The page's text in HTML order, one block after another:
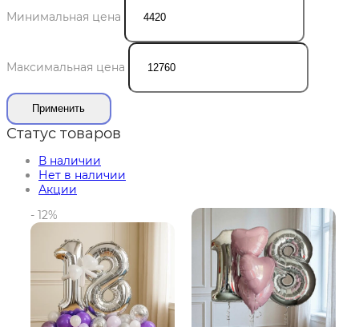
Минимальная цена
Максимальная цена
Применить
Статус товаров
В наличии
Нет в наличии
Акции
- 12%